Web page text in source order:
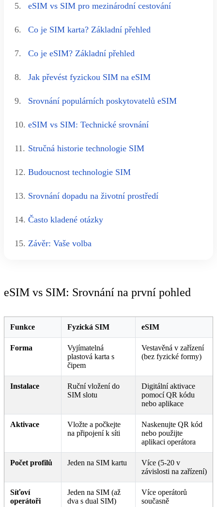
5. eSIM vs SIM pro mezinárodní cestování
6. Co je SIM karta? Základní přehled
7. Co je eSIM? Základní přehled
8. Jak převést fyzickou SIM na eSIM
9. Srovnání populárních poskytovatelů eSIM
10. eSIM vs SIM: Technické srovnání
11. Stručná historie technologie SIM
12. Budoucnost technologie SIM
13. Srovnání dopadu na životní prostředí
14. Často kladené otázky
15. Závěr: Vaše volba
eSIM vs SIM: Srovnání na první pohled
Funkce Fyzická SIM eSIM
Forma
Vyjímatelná
plastová karta s
čipem
Vestavěná v zařízení
(bez fyzické formy)
Instalace
Ruční vložení do
SIM slotu
Digitální aktivace
pomocí QR kódu
nebo aplikace
Aktivace
Vložte a počkejte
na připojení k síti
Naskenujte QR kód
nebo použijte
aplikaci operátora
Počet profilů Jeden na SIM kartu
Více (5-20 v
závislosti na zařízení)
Síťoví
operátoři
Jeden na SIM (až
dva s dual SIM)
Více operátorů
současně